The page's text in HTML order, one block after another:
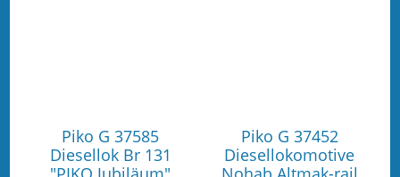
Piko G 37585
Diesellok Br 131
Piko G 37452
Diesellokomotive